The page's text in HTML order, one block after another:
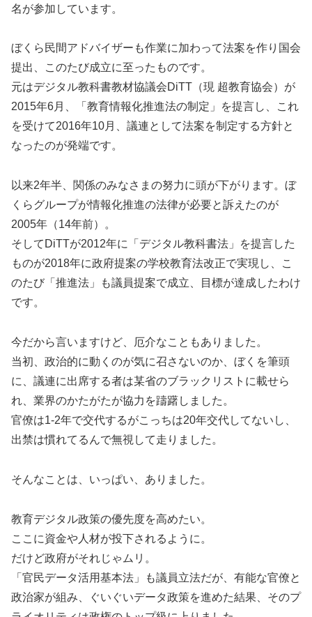
名が参加しています。
ぼくら民間アドバイザーも作業に加わって法案を作り国会
提出、このたび成立に至ったものです。
元はデジタル教科書教材協議会DiTT（現 超教育協会）が
2015年6月、「教育情報化推進法の制定」を提言し、これ
を受けて2016年10月、議連として法案を制定する方針と
なったのが発端です。
以来2年半、関係のみなさまの努力に頭が下がります。ぼ
くらグループが情報化推進の法律が必要と訴えたのが
2005年（14年前）。
そしてDiTTが2012年に「デジタル教科書法」を提言した
ものが2018年に政府提案の学校教育法改正で実現し、こ
のたび「推進法」も議員提案で成立、目標が達成したわけ
です。
今だから言いますけど、厄介なこともありました。
当初、政治的に動くのが気に召さないのか、ぼくを筆頭
に、議連に出席する者は某省のブラックリストに載せら
れ、業界のかたがたが協力を躊躇しました。
官僚は1-2年で交代するがこっちは20年交代してないし、
出禁は慣れてるんで無視して走りました。
そんなことは、いっぱい、ありました。
教育デジタル政策の優先度を高めたい。
ここに資金や人材が投下されるように。
だけど政府がそれじゃムリ。
「官民データ活用基本法」も議員立法だが、有能な官僚と
政治家が組み、ぐいぐいデータ政策を進めた結果、そのプ